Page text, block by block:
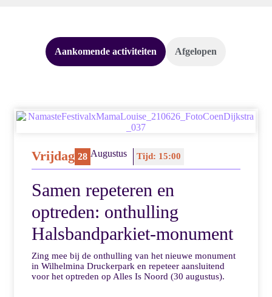
Aankomende activiteiten Afgelopen
Vrijdag 28 Augustus Tijd: 15:00
Samen repeteren en
optreden: onthulling
Halsbandparkiet-monument
Zing mee bij de onthulling van het nieuwe monument
in Wilhelmina Druckerpark en repeteer aansluitend
voor het optreden op Alles Is Noord (30 augustus).